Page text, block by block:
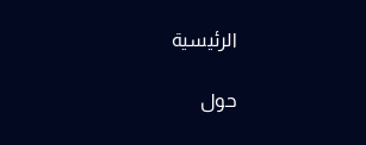
الرئيسية
حول